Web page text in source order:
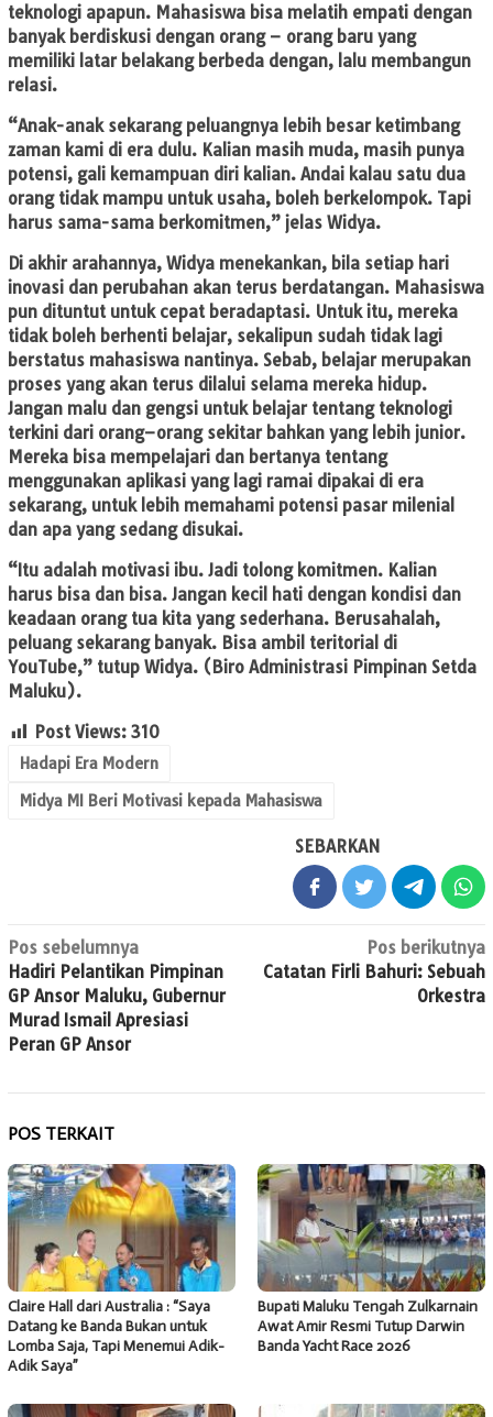
teknologi apapun. Mahasiswa bisa melatih empati dengan
banyak berdiskusi dengan orang – orang baru yang
memiliki latar belakang berbeda dengan, lalu membangun
relasi.
“Anak-anak sekarang peluangnya lebih besar ketimbang
zaman kami di era dulu. Kalian masih muda, masih punya
potensi, gali kemampuan diri kalian. Andai kalau satu dua
orang tidak mampu untuk usaha, boleh berkelompok. Tapi
harus sama-sama berkomitmen,” jelas Widya.
Di akhir arahannya, Widya menekankan, bila setiap hari
inovasi dan perubahan akan terus berdatangan. Mahasiswa
pun dituntut untuk cepat beradaptasi. Untuk itu, mereka
tidak boleh berhenti belajar, sekalipun sudah tidak lagi
berstatus mahasiswa nantinya. Sebab, belajar merupakan
proses yang akan terus dilalui selama mereka hidup.
Jangan malu dan gengsi untuk belajar tentang teknologi
terkini dari orang–orang sekitar bahkan yang lebih junior.
Mereka bisa mempelajari dan bertanya tentang
menggunakan aplikasi yang lagi ramai dipakai di era
sekarang, untuk lebih memahami potensi pasar milenial
dan apa yang sedang disukai.
“Itu adalah motivasi ibu. Jadi tolong komitmen. Kalian
harus bisa dan bisa. Jangan kecil hati dengan kondisi dan
keadaan orang tua kita yang sederhana. Berusahalah,
peluang sekarang banyak. Bisa ambil teritorial di
YouTube,” tutup Widya. (Biro Administrasi Pimpinan Setda
Maluku).
Post Views: 310
Hadapi Era Modern
Midya MI Beri Motivasi kepada Mahasiswa
SEBARKAN
Navigasi
pos
Pos sebelumnya
Hadiri Pelantikan Pimpinan
GP Ansor Maluku, Gubernur
Murad Ismail Apresiasi
Peran GP Ansor
Pos berikutnya
Catatan Firli Bahuri: Sebuah
Orkestra
POS TERKAIT
Claire Hall dari Australia : “Saya
Datang ke Banda Bukan untuk
Lomba Saja, Tapi Menemui Adik-
Adik Saya”
Bupati Maluku Tengah Zulkarnain
Awat Amir Resmi Tutup Darwin
Banda Yacht Race 2026